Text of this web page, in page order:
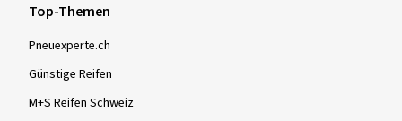
Top-Themen
Pneuexperte.ch
Günstige Reifen
M+S Reifen Schweiz